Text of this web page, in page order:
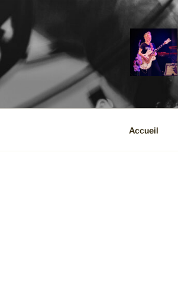
au
contenu
principal
Accueil